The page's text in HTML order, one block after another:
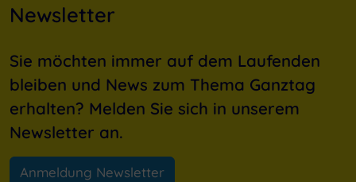
Newsletter
Sie möchten immer auf dem Laufenden
bleiben und News zum Thema Ganztag
erhalten? Melden Sie sich in unserem
Newsletter an.
Anmeldung Newsletter